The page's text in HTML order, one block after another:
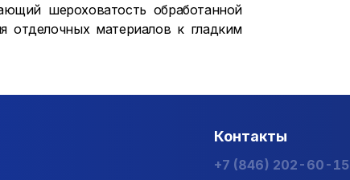
шероховатость обработанной
отделочных материалов к гладким
Контакты
+7 (846) 202-60-15